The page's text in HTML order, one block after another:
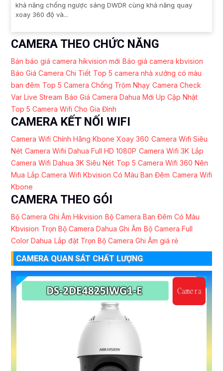
khả năng chống ngược sáng DWDR cùng khả năng quay
xoay 360 độ và...
CAMERA THEO CHỨC NĂNG
Bản báo giá camera hikvision mới Báo giá camera kbvision
Báo Giá Camera Chi Tiết Top 5 camera nhà xưởng có màu
ban đêm Top 5 Camera Chống Trộm Nhạy Camera Check
Var Live Stream Báo Giá Camera Dahua Mới Up Cập Nhật
Top 5 Camera Wifi Cho Gia Đình
CAMERA KẾT NỐI WIFI
Camera Wifi Chính Hãng Kbone Xoay 360 Camera Wifi Siêu
Nét Camera Wifii Dahua Full HD 1080P Camera Wifi 3K Lắp
Camera Wifi Dahua 3K Siêu Nét Top 5 Camera Wifi 360 Nên
Mua Lắp Camera Wifi Kbvision Có Màu Ban Đêm Camera Wifi
Kbone
CAMERA THEO GÓI
Bộ Camera Ghi Âm Hikvision Bộ Camera Ban Đêm Có Màu
Kbvision Trọn Bộ Camera Dahua Ghi Âm Bộ Camera Full
Color Dahua Lắp đặt Trọn Bộ Camera Ghi Âm giá rẻ
CAMERA QUAN SÁT CHẤT LƯỢNG